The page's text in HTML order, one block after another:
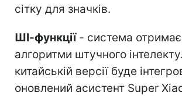
сітку для значків.
ШІ-функції- система
алгоритми штучного
китайській версії буде
оновлений асистент Super